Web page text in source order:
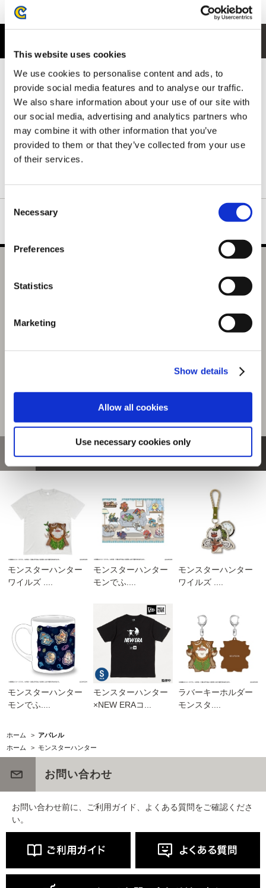
This website uses cookies
We use cookies to personalise content and ads, to
provide social media features and to analyse our traffic.
We also share information about your use of our site with
our social media, advertising and analytics partners who
may combine it with other information that you’ve
provided to them or that they’ve collected from your use
of their services.
Consent
Selection
Necessary
Preferences
Statistics
Marketing
Show details
Allow all cookies
Use necessary cookies only
フロントには、ルロウがネルスキュラにぐるぐる巻きにされてし
まうユーモラスなシーンをイラストでデザイン。
モンスターの迫力と、どこかコミカルなワンシーンが印象的で、
思わず目を引く仕上がりになっています。
背ネック下には、ハンターの拠点となる簡易キャンプをさりげな
く配置。
ゲームの世界観を感じられる、細部までこだわった一枚です。
ネックリブは丈夫で形の良い襟元を保つダブルステッチ仕様で
4（ルロウ）ホワイト M
Mサイズ / ルロウ ホワイト
4,480円
(税込)
224ポイント付与
おすすめ商品
モンスターハンター
ワイルズ ....
モンスターハンター
モンでふ....
モンスターハンター
ワイルズ ....
モンスターハンター
モンでふ....
モンスターハンター
×NEW ERAコ...
ラバーキーホルダー
モンスタ....
ホーム > アパレル
ホーム
> モンスターハンター
お問い合わせ
お問い合わせ前に、ご利用ガイド、よくある質問をご確認くださ
い。